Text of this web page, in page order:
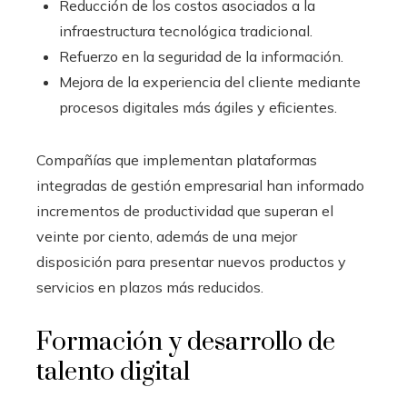
Reducción de los costos asociados a la
infraestructura tecnológica tradicional.
Refuerzo en la seguridad de la información.
Mejora de la experiencia del cliente mediante
procesos digitales más ágiles y eficientes.
Compañías que implementan plataformas
integradas de gestión empresarial han informado
incrementos de productividad que superan el
veinte por ciento, además de una mejor
disposición para presentar nuevos productos y
servicios en plazos más reducidos.
Formación y desarrollo de
talento digital